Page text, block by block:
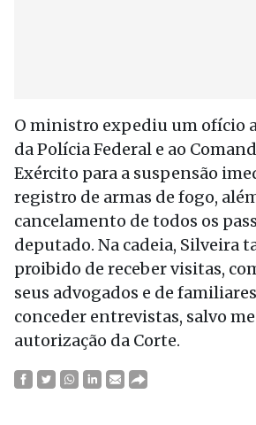
O ministro expediu um ofício
da Polícia Federal e ao
Exército para a suspensão
registro de armas de fogo,
cancelamento de todos os
deputado. Na cadeia, Silveira
proibido de receber visitas,
seus advogados e de
conceder entrevistas, salvo
autorização da Corte.